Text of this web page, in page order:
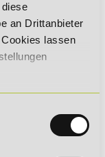
an Drittanbieter
lassen
alles komplett